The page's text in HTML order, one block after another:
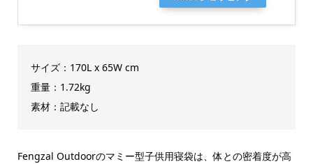
サイズ：170L x 65W cm
重量：1.72kg
素材：記載なし
Fengzal Outdoorのマミー型子供用寝袋は、体との密着度が高